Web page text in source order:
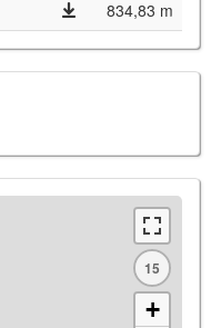
834,83 m
15
+